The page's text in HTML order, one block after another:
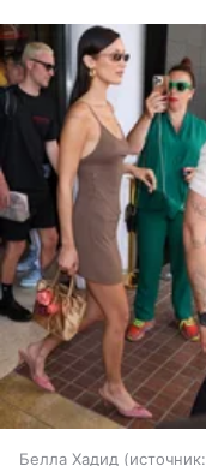
Белла Хадид источник: